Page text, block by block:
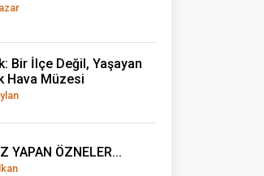
Bir İlçe Değil, Yaşayan
Hava Müzesi
YAPAN ÖZNELER...